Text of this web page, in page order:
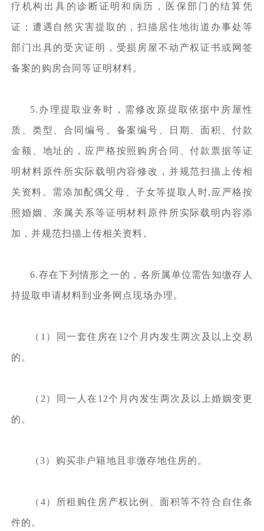
疗机构出具的诊断证明和病历，医保部门的结算凭
证；遭遇自然灾害提取的，扫描居住地街道办事处等
部门出具的受灾证明，受损房屋不动产权证书或网签
备案的购房合同等证明材料。
5.办理提取业务时，需修改原提取依据中房屋性
质、类型、合同编号、备案编号、日期、面积、付款
金额、地址的，应严格按照购房合同、付款票据等证
明材料原件所实际载明内容修改，并规范扫描上传相
关资料。需添加配偶父母、子女等提取人时,应严格按
照婚姻、亲属关系等证明材料原件所实际载明内容添
加，并规范扫描上传相关资料。
6.存在下列情形之一的，各所属单位需告知缴存人
持提取申请材料到业务网点现场办理。
（1）同一套住房在12个月内发生两次及以上交易
的。
（2）同一人在12个月内发生两次及以上婚姻变更
的。
（3）购买非户籍地且非缴存地住房的。
（4）所租购住房产权比例、面积等不符合自住条
件的。